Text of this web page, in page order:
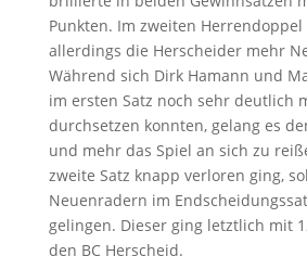
Punkten. Im zweiten Herrendoppel
allerdings die Herscheider mehr
Während sich Dirk Hamann und
im ersten Satz noch sehr deutlich
durchsetzen konnten, gelang es
und mehr das Spiel an sich zu
zweite Satz knapp verloren ging,
Neuenradern im
gelingen. Dieser ging letztlich mit
den BC Herscheid.